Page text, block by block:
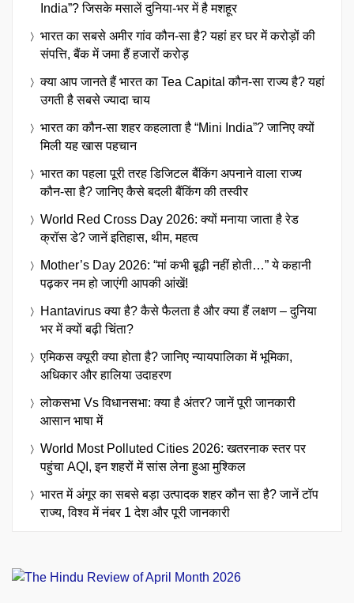
India”? जिसके मसालें दुनिया-भर में है मशहूर
भारत का सबसे अमीर गांव कौन-सा है? यहां हर घर में करोड़ों की
संपत्ति, बैंक में जमा हैं हजारों करोड़
क्या आप जानते हैं भारत का Tea Capital कौन-सा राज्य है? यहां
उगती है सबसे ज्यादा चाय
भारत का कौन-सा शहर कहलाता है “Mini India”? जानिए क्यों
मिली यह खास पहचान
भारत का पहला पूरी तरह डिजिटल बैंकिंग अपनाने वाला राज्य
कौन-सा है? जानिए कैसे बदली बैंकिंग की तस्वीर
World Red Cross Day 2026: क्यों मनाया जाता है रेड
क्रॉस डे? जानें इतिहास, थीम, महत्व
Mother’s Day 2026: “मां कभी बूढ़ी नहीं होती…” ये कहानी
पढ़कर नम हो जाएंगी आपकी आंखें!
Hantavirus क्या है? कैसे फैलता है और क्या हैं लक्षण – दुनिया
भर में क्यों बढ़ी चिंता?
एमिकस क्यूरी क्या होता है? जानिए न्यायपालिका में भूमिका,
अधिकार और हालिया उदाहरण
लोकसभा Vs विधानसभा: क्या है अंतर? जानें पूरी जानकारी
आसान भाषा में
World Most Polluted Cities 2026: खतरनाक स्तर पर
पहुंचा AQI, इन शहरों में सांस लेना हुआ मुश्किल
भारत में अंगूर का सबसे बड़ा उत्पादक शहर कौन सा है? जानें टॉप
राज्य, विश्व में नंबर 1 देश और पूरी जानकारी